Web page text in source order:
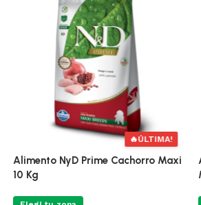
🔥 ÚLTIMAS 3
Alimento NyD Ocean Perro Adulto
Mediano Y Maxi 2.5Kg